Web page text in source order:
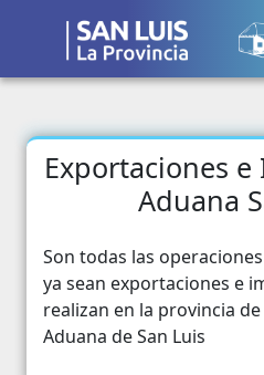
Exportaciones
Aduana
Son todas las
ya sean exportaciones e
realizan en la provincia
Aduana de San Luis